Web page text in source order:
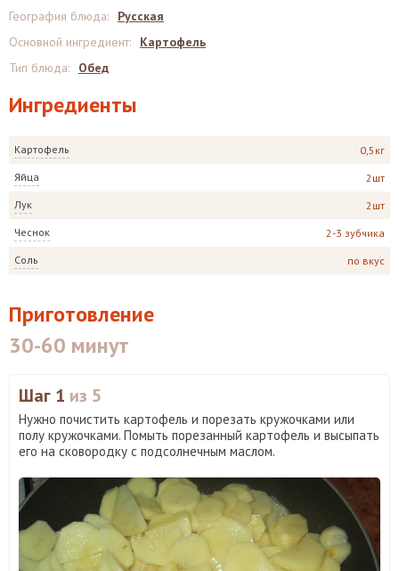
Ингредиенты
Картофель 0,5кг
Яйца 2шт
Лук 2шт
Чеснок 2-3 зубчика
Соль по вкус
География блюда:
Русская
Основной ингредиент:
Картофель
Тип блюда: Обед
Приготовление
30-60 минут
Шаг 1 из 5
Нужно почистить картофель и порезать кружочками или
полу кружочками. Помыть порезанный картофель и высыпать
его на сковородку с подсолнечным маслом.